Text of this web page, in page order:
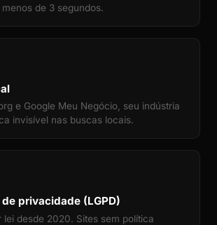
de 3 segundos.
e Google Meu Negócio, seu indústria
invisível nas buscas locais.
privacidade (LGPD)
lei desde 2020. Sites sem política